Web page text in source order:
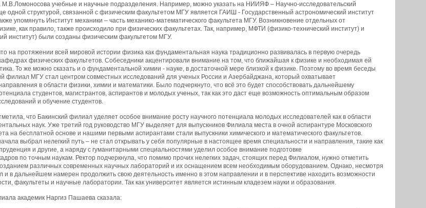
учебные и научные подразделения. Например, можно указать на НИИЯФ – Научно-исследовательский
одной структурой, связанной с физическим факультетом МГУ является ГАИШ - Государственный астрономический институт
упомянуть Институт механики – часть механико-математического факультета МГУ. Возникновение отдельных от
как правило, также происходило при физических факультетах. Так, например, МФТИ (физико-технический институт) и
институт) были созданы физическим факультетом МГУ.
на протяжении всей мировой истории физика как фундаментальная наука традиционно развивалась в первую очередь
физических факультетов. Собеседники акцентировали внимание на том, что ближайшая к физике и необходимая ей
То же можно сказать и о фундаментальной химии - науке, в достаточной мере близкой к физике. Поэтому во время беседы
филиал МГУ стал центром совместных исследований для ученых России и Азербайджана, который охватывает
в области физики, химии и математики. Было подчеркнуто, что всё это будет способствовать дальнейшему
студентов, магистрантов, аспирантов и молодых ученых, так как это даст еще возможность оптимальным образом
и обучение студентов.
что Бакинский филиал уделяет особое внимание росту научного потенциала молодых исследователей как в области
наук. Уже третий год руководство МГУ выделяет для выпускников Филиала места в очной аспирантуре Московского
на бесплатной основе и нашими первыми аспирантами стали выпускники химического и математического факультетов.
выбрал нелегкий путь – не стал открывать у себя популярные в настоящее время специальности и направления, такие как
и другие, а наряду с гуманитарными специальностями уделил особое внимание подготовке
по точным наукам. Ректор подчеркнула, что помимо прочих нелегких задач, стоящих перед Филиалом, нужно отметить
различных современных научных лабораторий и их оснащением всем необходимым оборудованием. Однако, несмотря
и в дальнейшем намерен продолжить свою деятельность именно в этом направлении и в перспективе находить возможности
факультеты и научные лаборатории. Так как университет является истинным кладезем науки и образования.
академик Наргиз Пашаева сказала: